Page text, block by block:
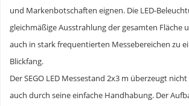
und Markenbotschaften eignen. Die LED-
gleichmäßige Ausstrahlung der gesamten Fläche
auch in stark frequentierten Messebereichen zu
Blickfang.
Der SEGO LED Messestand 2x3 m überzeugt
auch durch seine einfache Handhabung. Der